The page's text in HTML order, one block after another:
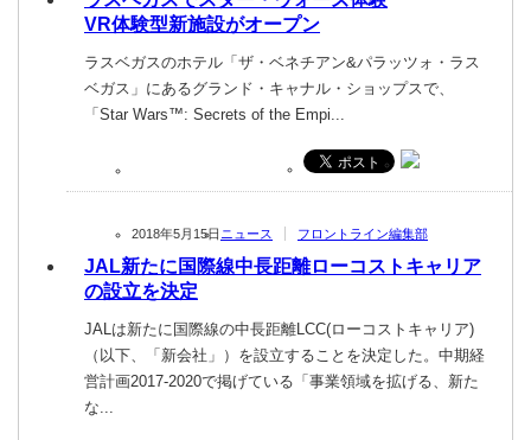
VR体験型新施設がオープン
ラスベガスのホテル「ザ・ベネチアン&パラッツォ・ラス
ベガス」にあるグランド・キャナル・ショップスで、
「Star Wars™: Secrets of the Empi...
2018年5月15日 ニュース フロントライン編集部
JAL新たに国際線中長距離ローコストキャリア
の設立を決定
JALは新たに国際線の中長距離LCC(ローコストキャリア)
（以下、「新会社」）を設立することを決定した。中期経
営計画2017-2020で掲げている「事業領域を拡げる、新た
な...